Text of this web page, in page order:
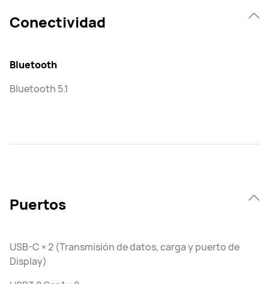
Conectividad
Bluetooth
Bluetooth 5.1
Puertos
USB-C × 2 (Transmisión de datos, carga y puerto de
Display)